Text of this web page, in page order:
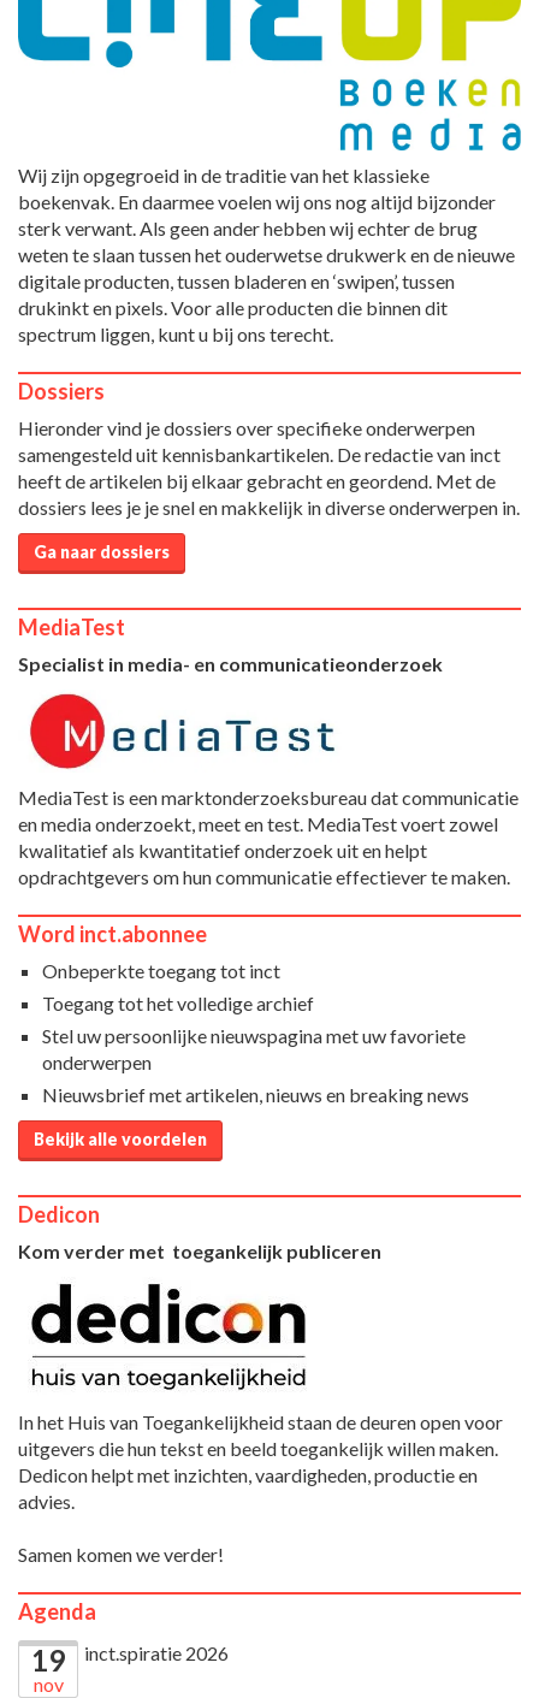
Wij zijn opgegroeid in de traditie van het klassieke
boekenvak. En daarmee voelen wij ons nog altijd bijzonder
sterk verwant. Als geen ander hebben wij echter de brug
weten te slaan tussen het ouderwetse drukwerk en de nieuwe
digitale producten, tussen bladeren en ‘swipen’, tussen
drukinkt en pixels. Voor alle producten die binnen dit
spectrum liggen, kunt u bij ons terecht.
Dossiers
Hieronder vind je dossiers over specifieke onderwerpen
samengesteld uit kennisbankartikelen. De redactie van inct
heeft de artikelen bij elkaar gebracht en geordend. Met de
dossiers lees je je snel en makkelijk in diverse onderwerpen in.
Ga naar dossiers
MediaTest
Specialist in media- en communicatieonderzoek
MediaTest is een marktonderzoeksbureau dat communicatie
en media onderzoekt, meet en test. MediaTest voert zowel
kwalitatief als kwantitatief onderzoek uit en helpt
opdrachtgevers om hun communicatie effectiever te maken.
Word inct.abonnee
Onbeperkte toegang tot inct
Toegang tot het volledige archief
Stel uw persoonlijke nieuwspagina met uw favoriete
onderwerpen
Nieuwsbrief met artikelen, nieuws en breaking news
Bekijk alle voordelen
Dedicon
Kom verder met toegankelijk publiceren
In het Huis van Toegankelijkheid staan de deuren open voor
uitgevers die hun tekst en beeld toegankelijk willen maken.
Dedicon helpt met inzichten, vaardigheden, productie en
advies.
Samen komen we verder!
Agenda
19
nov
inct.spiratie 2026